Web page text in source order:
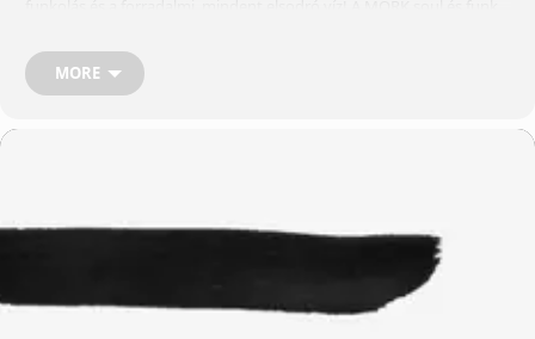
pszichológiai és hétköznapi témában íródott dalszövegekkel,
improvizációval és más stílus elemekkel együtt egy különleges zenei
élményt nyújt a hallgatónak. A zenekar tavalyi Still Dreamin’ című
You Are Free To Choose lemez dalai, és emellett sok további
MORE